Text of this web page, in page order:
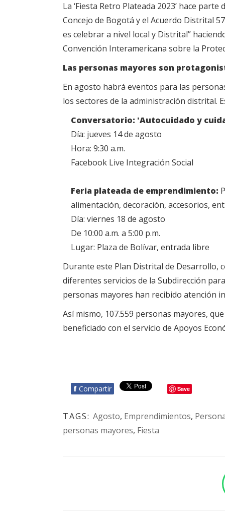
La ‘Fiesta Retro Plateada 2023’ hace
Concejo de Bogotá y el Acuerdo Distrital
es celebrar a nivel local y Distrital”
Convención Interamericana sobre la
Las personas mayores son
En agosto habrá eventos para las
los sectores de la administración distrital.
Conversatorio: 'Autocuidado y
Día: jueves 14 de agosto
Hora: 9:30 a.m.
Facebook Live Integración Social
Feria plateada de emprendimiento:
alimentación, decoración, accesorios,
Día: viernes 18 de agosto
De 10:00 a.m. a 5:00 p.m.
Lugar: Plaza de Bolívar, entrada libre
Durante este Plan Distrital de Desarrollo,
diferentes servicios de la Subdirección
personas mayores han recibido atención
Así mismo, 107.559 personas mayores,
beneficiado con el servicio de Apoyos
f Compartir Save
TAGS: Agosto, Emprendimientos,
personas mayores, Fiesta